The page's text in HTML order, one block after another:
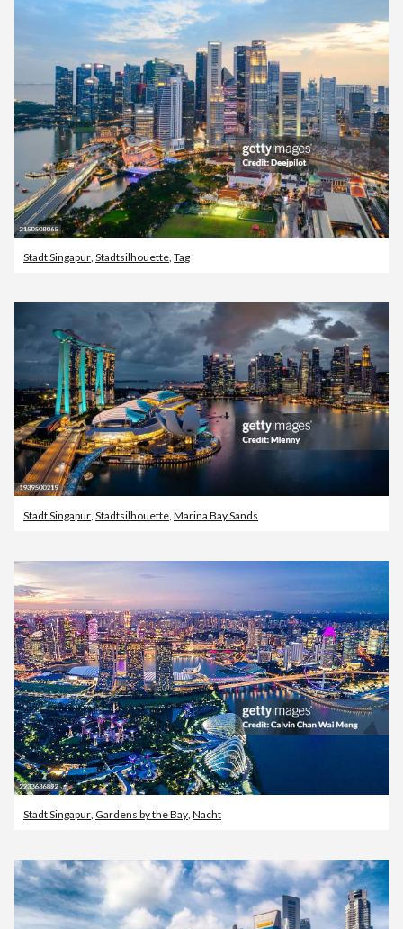
Stadt Singapur, Stadtsilhouette, Tag
Stadt Singapur, Stadtsilhouette, Marina Bay Sands
Stadt Singapur, Gardens by the Bay, Nacht